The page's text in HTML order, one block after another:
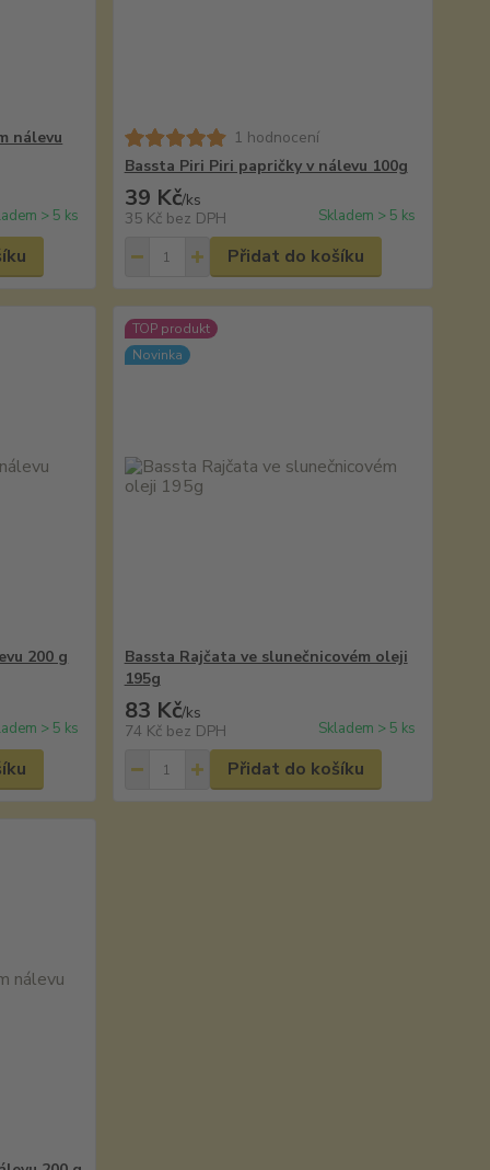
nálevu
> 5 ks
1 hodnocení
Bassta Piri Piri papričky v nálevu 100g
39 Kč/ks
35 Kč bez DPH Skladem > 5 ks
Přidat do košíku
200 g
> 5 ks
TOP produkt
Novinka
Bassta Rajčata ve slunečnicovém oleji
195g
83 Kč/ks
74 Kč bez DPH Skladem > 5 ks
Přidat do košíku